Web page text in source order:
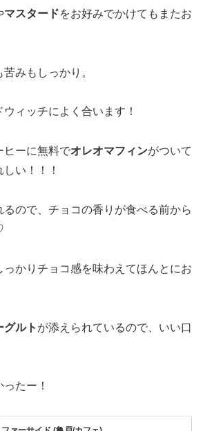
マスタードをお好みでかけてもまたお
みもしっかり。
ィッチによく合います！
ヒーに無料でオレオマフィンがついて
い！！！
ので、チョコの香りが食べる前から
っかりチョコ感を味わえてほんとにお
グルト が添えられているので、いい口
たー！